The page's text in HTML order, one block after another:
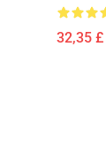
32,35